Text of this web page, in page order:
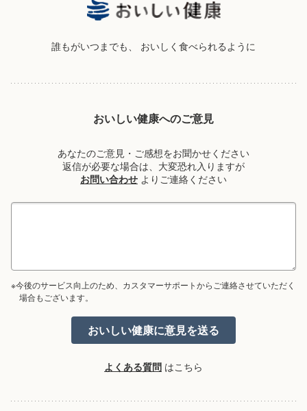
誰もがいつまでも、 おいしく食べられるように
おいしい健康へのご意見
あなたのご意見・ご感想をお聞かせください
返信が必要な場合は、大変恐れ入りますが
お問い合わせ よりご連絡ください
※今後のサービス向上のため、カスタマーサポートからご連絡させていただく
場合もございます。
よくある質問 はこちら